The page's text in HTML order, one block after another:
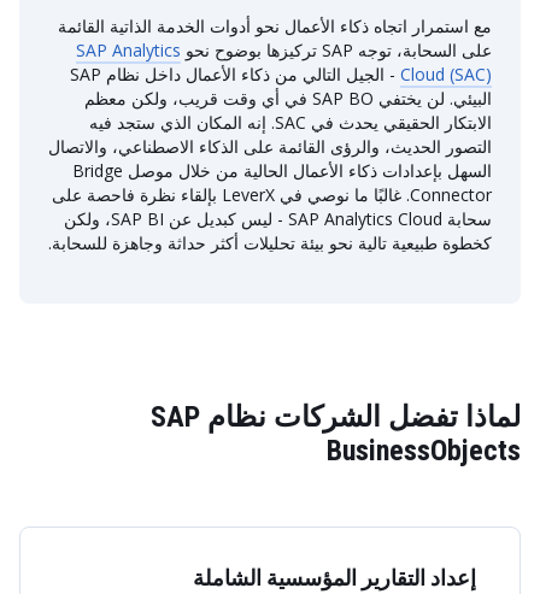
مع استمرار اتجاه ذكاء الأعمال نحو أدوات الخدمة الذاتية القائمة
على السحابة، توجه SAP تركيزها بوضوح نحو
SAP Analytics
Cloud (SAC)
- الجيل التالي من ذكاء الأعمال داخل نظام SAP
البيئي. لن يختفي SAP BO في أي وقت قريب، ولكن معظم
الابتكار الحقيقي يحدث في SAC. إنه المكان الذي ستجد فيه
التصور الحديث، والرؤى القائمة على الذكاء الاصطناعي، والاتصال
السهل بإعدادات ذكاء الأعمال الحالية من خلال موصل Bridge
Connector. غالبًا ما نوصي في LeverX بإلقاء نظرة فاحصة على
سحابة SAP Analytics Cloud - ليس كبديل عن SAP BI، ولكن
كخطوة طبيعية تالية نحو بيئة تحليلات أكثر حداثة وجاهزة للسحابة.
لماذا تفضل الشركات نظام SAP
BusinessObjects
إعداد التقارير المؤسسية الشاملة